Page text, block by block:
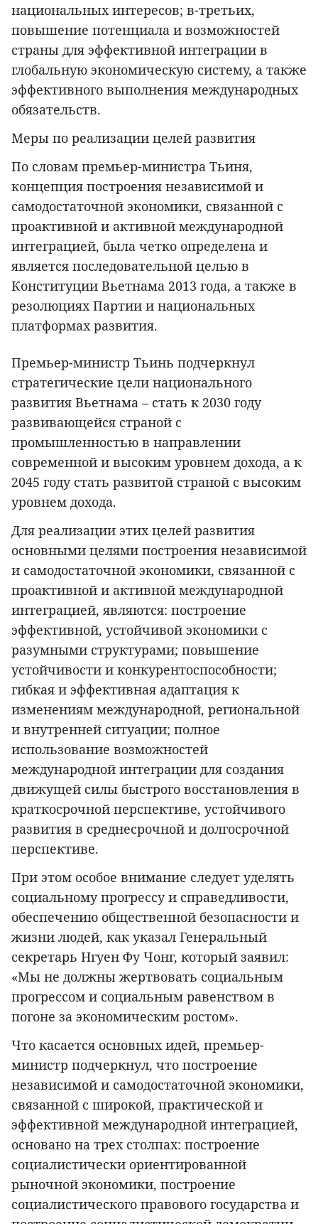
национальных интересов; в-третьих,
повышение потенциала и возможностей
страны для эффективной интеграции в
глобальную экономическую систему, а также
эффективного выполнения международных
обязательств.
Меры по реализации целей развития
По словам премьер-министра Тьиня,
концепция построения независимой и
самодостаточной экономики, связанной с
проактивной и активной международной
интеграцией, была четко определена и
является последовательной целью в
Конституции Вьетнама 2013 года, а также в
резолюциях Партии и национальных
платформах развития.
Премьер-министр Тьинь подчеркнул
стратегические цели национального
развития Вьетнама – стать к 2030 году
развивающейся страной с
промышленностью в направлении
современной и высоким уровнем дохода, а к
2045 году стать развитой страной с высоким
уровнем дохода.
Для реализации этих целей развития
основными целями построения независимой
и самодостаточной экономики, связанной с
проактивной и активной международной
интеграцией, являются: построение
эффективной, устойчивой экономики с
разумными структурами; повышение
устойчивости и конкурентоспособности;
гибкая и эффективная адаптация к
изменениям международной, региональной
и внутренней ситуации; полное
использование возможностей
международной интеграции для создания
движущей силы быстрого восстановления в
краткосрочной перспективе, устойчивого
развития в среднесрочной и долгосрочной
перспективе.
При этом особое внимание следует уделять
социальному прогрессу и справедливости,
обеспечению общественной безопасности и
жизни людей, как указал Генеральный
секретарь Нгуен Фу Чонг, который заявил:
«Мы не должны жертвовать социальным
прогрессом и социальным равенством в
погоне за экономическим ростом».
Что касается основных идей, премьер-
министр подчеркнул, что построение
независимой и самодостаточной экономики,
связанной с широкой, практической и
эффективной международной интеграцией,
основано на трех столпах: построение
социалистически ориентированной
рыночной экономики, построение
социалистического правового государства и